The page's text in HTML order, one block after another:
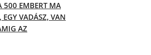
500 EMBERT MA
EGY VADÁSZ, VAN
AZ